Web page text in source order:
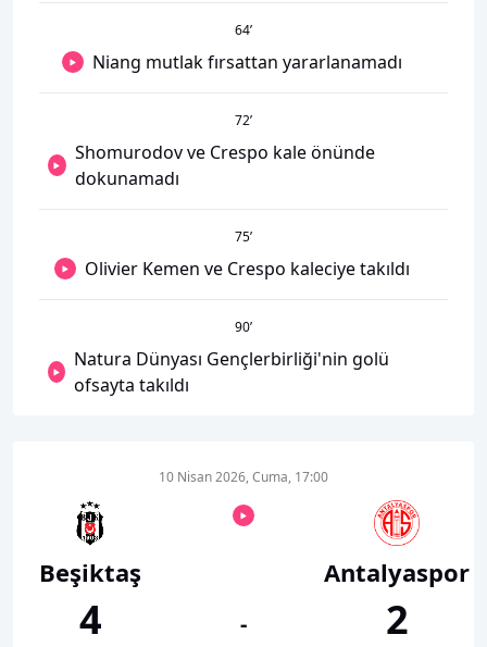
64’
Niang mutlak fırsattan yararlanamadı
72’
Shomurodov ve Crespo kale önünde
dokunamadı
75’
Olivier Kemen ve Crespo kaleciye takıldı
90’
Natura Dünyası Gençlerbirliği'nin golü
ofsayta takıldı
Beşiktaş
4
10 Nisan 2026, Cuma, 17:00
-
Antalyaspor
2